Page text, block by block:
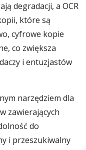
degradacji, a OCR
które są
cyfrowe kopie
co zwiększa
i entuzjastów
narzędziem dla
zawierających
do
i przeszukiwalny